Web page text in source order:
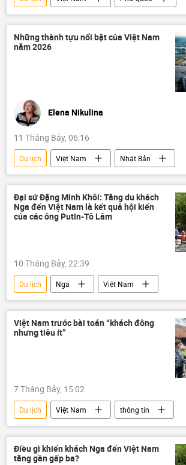
Ấn Độ
sự cố
công an
An Giang
Những thành tựu nổi bật của Việt Nam
năm 2026
Elena Nikulina
11 Tháng Bảy, 06:16
Du lịch Việt Nam
Nhật Bản
Thế giới
Nga
Tokyo
Đông Nam Á
Trung Quốc
Hà Nội
Hoa Kỳ
usd
Viễn Đông
đại học
Vladivostok
Belarus
Hàn Quốc
Trung Đông
khí hóa lỏng
Bloomberg
Cà Mau
sông Mekong
Việt Nam trên báo chí nước ngoài
Đại sứ Đặng Minh Khôi: Tăng du khách
Nga đến Việt Nam là kết quả hội kiến
của các ông Putin-Tô Lâm
10 Tháng Bảy, 22:39
Du lịch Nga
Việt Nam
Vladimir Putin
Tô Lâm
Đảng Cộng sản Việt Nam
Moskva
Quảng Ninh
Việt Nam trước bài toán “khách đông
nhưng tiêu ít”
7 Tháng Bảy, 15:02
Du lịch Việt Nam
thông tin
Kinh tế
Điều gì khiến khách Nga đến Việt Nam
tăng gần gấp ba?